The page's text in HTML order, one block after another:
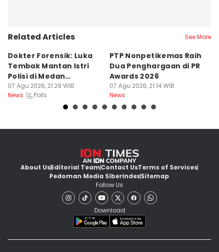
Related Articles See More
Dokter Forensik: Luka
Tembak Mantan Istri
Polisi di Medan
Berkarakter Tempel
07 Agu 2026, 21:29 WIB
News
Polls
PTP Nonpetikemas Raih
Dua Penghargaan di PR
Awards 2026
07 Agu 2026, 21:14 WIB
News
About UsEditorial TeamContact UsTerms of Services
Pedoman Media SiberIndexSitemap
Follow Us
Download